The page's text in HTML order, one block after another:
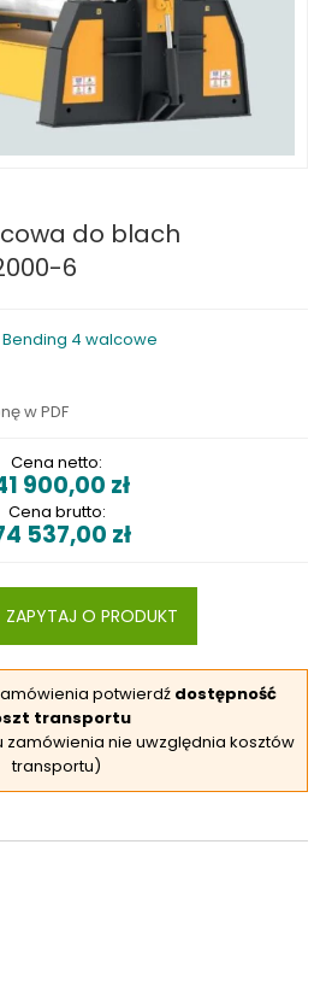
do blach
6
4 walcowe
w PDF
Cena netto:
900,00 zł
Cena brutto:
537,00 zł
ZAPYTAJ O PRODUKT
potwierdź dostępność
transportu
nie uwzględnia kosztów
transportu)